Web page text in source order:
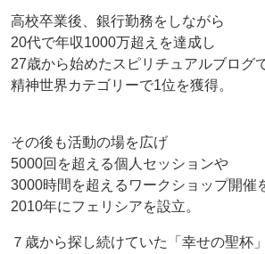
高校卒業後、銀行勤務をしながら
20代で年収1000万超えを達成し
27歳から始めたスピリチュアルブログ
精神世界カテゴリーで1位を獲得。
その後も活動の場を広げ
5000回を超える個人セッションや
3000時間を超えるワークショップ開催
2010年にフェリシアを設立。
７歳から探し続けていた「幸せの聖杯